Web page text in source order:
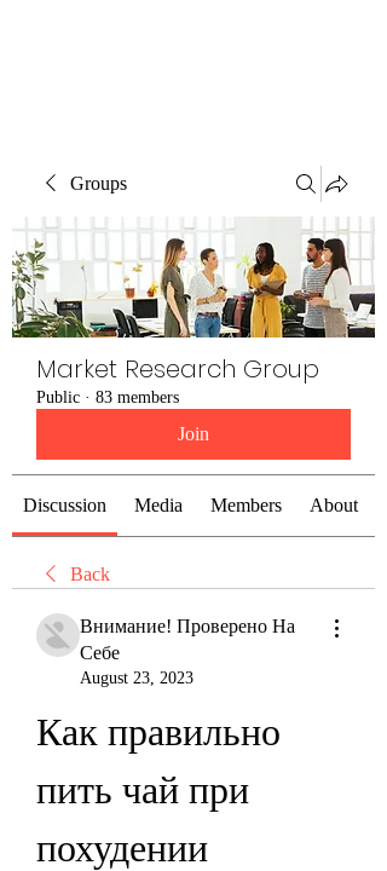
Groups
Market Research Group
Public · 83 members
Join
Discussion Media Members About
Back
Внимание! Проверено На
Себе
August 23, 2023
Как правильно
пить чай при
похудении